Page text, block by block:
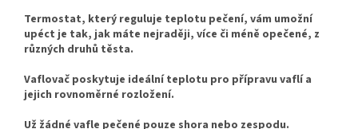
Termostat, který reguluje teplotu pečení, vám umožní
upéct je tak, jak máte nejraději, více či méně opečené, z
různých druhů těsta.
Vaflovač poskytuje ideální teplotu pro přípravu vaflí a
jejich rovnoměrné rozložení.
Už žádné vafle pečené pouze shora nebo zespodu.